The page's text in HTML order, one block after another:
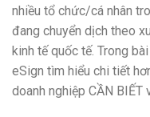
nhiều tổ chức/cá nhân
đang chuyển dịch theo
kinh tế quốc tế. Trong
eSign tìm hiểu chi tiết
doanh nghiệp CẦN BIẾT